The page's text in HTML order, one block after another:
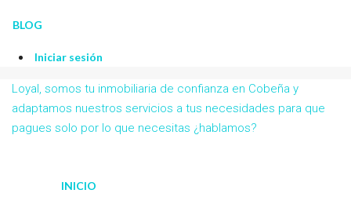
BLOG
Iniciar sesión
Loyal, somos tu inmobiliaria de confianza en Cobeña y
adaptamos nuestros servicios a tus necesidades para que
pagues solo por lo que necesitas ¿hablamos?
INICIO